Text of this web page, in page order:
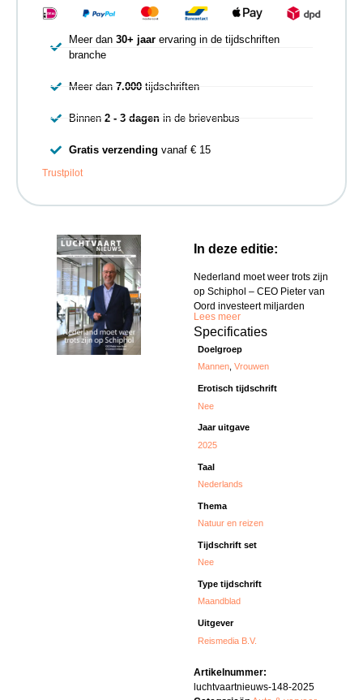
In deze editie:
Nederland moet weer trots zijn
op Schiphol – CEO Pieter van
Oord investeert miljarden
Lees meer
Specificaties
Doelgroep
Mannen,Vrouwen
Erotisch tijdschrift
Nee
Jaar uitgave
2025
Taal
Nederlands
Thema
Natuur en reizen
Tijdschrift set
Nee
Type tijdschrift
Maandblad
Uitgever
Reismedia B.V.
Artikelnummer:
luchtvaartnieuws-148-2025
Meer dan 30+ jaarervaring in de tijdschriften
branche
Meer dan 7.000tijdschriften
Binnen 2 - 3 dagenin de brievenbus
Gratis verzending vanaf € 15
Trustpilot